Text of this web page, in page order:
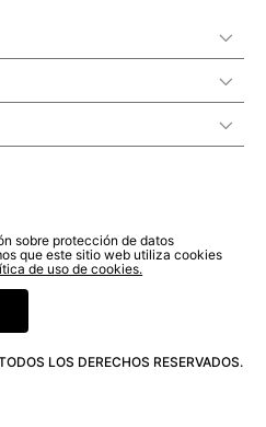
LOS DERECHOS RESERVADOS.
sobre protección de datos
que este sitio web utiliza cookies
de uso de cookies.